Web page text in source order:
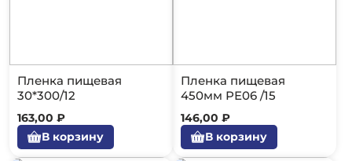
Пленка пищевая
30*300/12
163,00 ₽
В корзину
Пленка пищевая
450мм РЕ06 /15
146,00 ₽
В корзину